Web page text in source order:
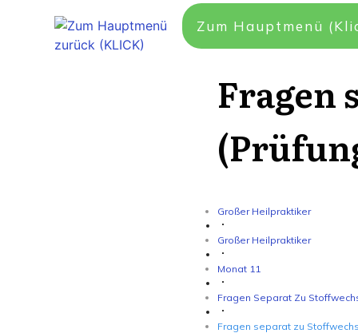
Zum Hauptmenü
Fragen
Großer Heilpraktiker
Großer Heilpraktiker
Monat 11
Fragen Separat Zu
Fragen separat zu